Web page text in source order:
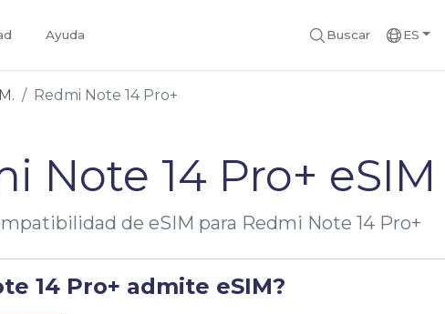
Ayuda Buscar ES
Redmi Note 14 Pro+
Note 14 Pro+ eSIM
de eSIM para Redmi Note 14 Pro+
14 Pro+ admite eSIM?